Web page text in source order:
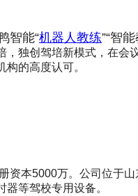
智能“机器人教练”“智
独创驾培新模式，在会
的高度认可。
资本5000万。公司位于
器等驾校专用设备。